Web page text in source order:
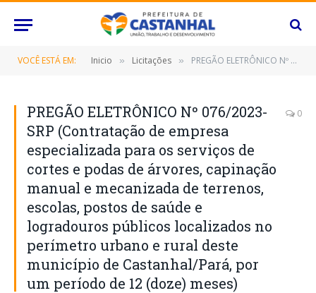
VOCÊ ESTÁ EM: Inicio » Licitações » PREGÃO ELETRÔNICO Nº 076/2023-SRP (Contratação de empresa especializada para os serviços de cortes e podas de árvores, capinação manual e mecanizada de terrenos, escolas, postos de saúde e logradouros públicos localizados no perímetro urbano e rural deste município de Castanhal/Pará, por um período de 12 (doze) meses)
PREGÃO ELETRÔNICO Nº 076/2023-
SRP (Contratação de empresa
especializada para os serviços de
cortes e podas de árvores, capinação
manual e mecanizada de terrenos,
escolas, postos de saúde e
logradouros públicos localizados no
perímetro urbano e rural deste
município de Castanhal/Pará, por
um período de 12 (doze) meses)
0